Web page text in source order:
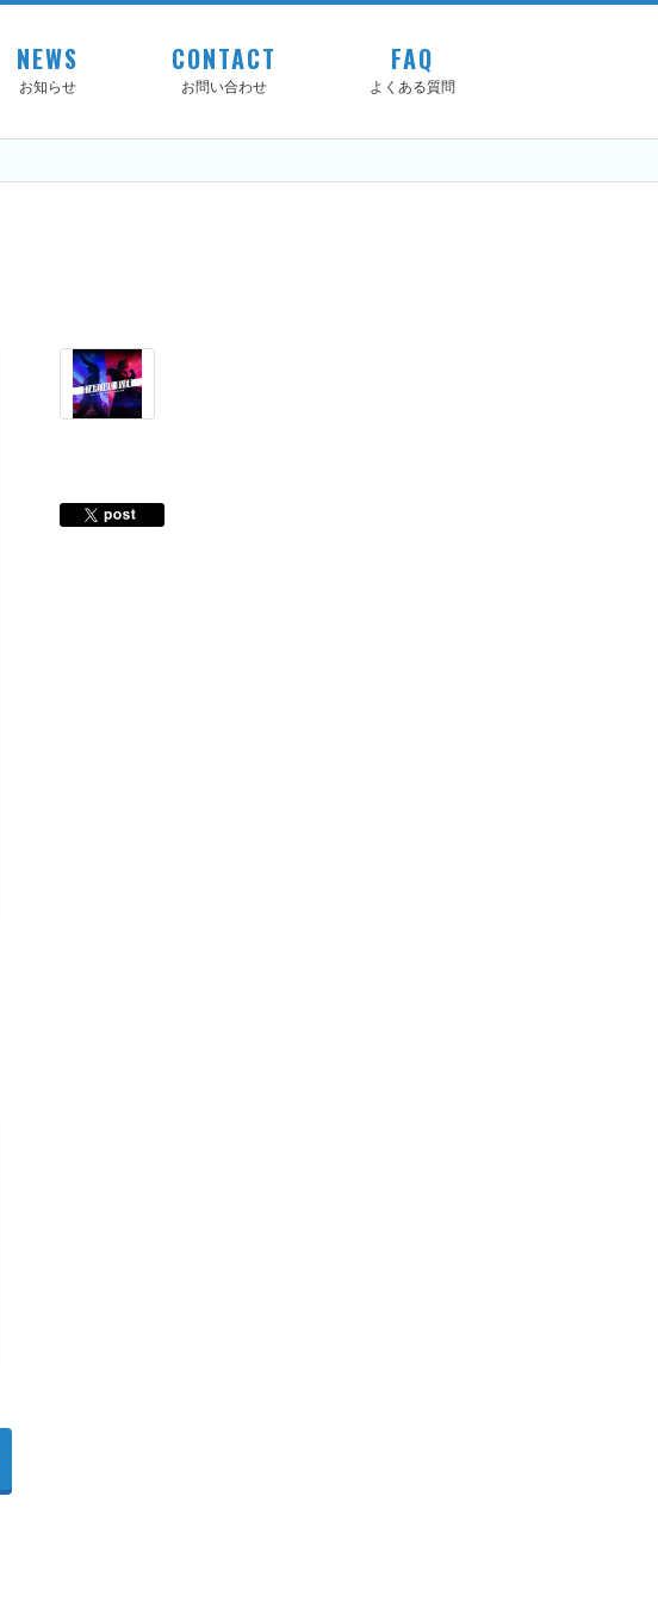
NEWS
お知らせ
CONTACT
お問い合わせ
FAQ
よくある質問